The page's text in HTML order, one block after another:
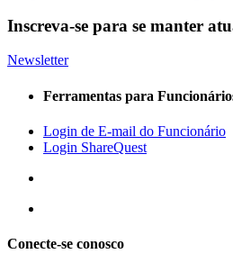
Inscreva-se para se manter
Newsletter
Ferramentas para
Login de E-mail do Funcionário
Login ShareQuest
Conecte-se conosco